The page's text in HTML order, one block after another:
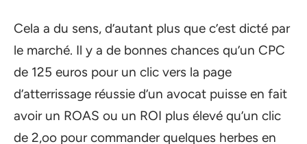
Cela a du sens, d’autant plus que c’est dicté par
le marché. Il y a de bonnes chances qu’un CPC
de 125 euros pour un clic vers la page
d’atterrissage réussie d’un avocat puisse en fait
avoir un ROAS ou un ROI plus élevé qu’un clic
de 2,oo pour commander quelques herbes en